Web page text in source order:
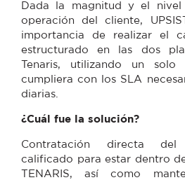
Dada la magnitud y el
operación del cliente,
importancia de realizar el
estructurado en las dos
Tenaris, utilizando un
cumpliera con los SLA
diarias.
¿Cuál fue la solución?
Contratación directa del
calificado para estar dentro
TENARIS, así como